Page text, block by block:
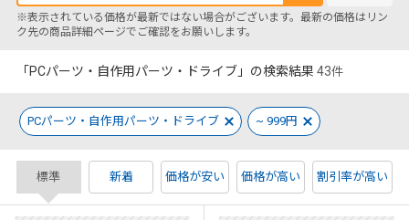
※表示されている価格が最新ではない場合がございます。最新の価格はリン
ク先の商品詳細ページでご確認をお願いします。
「PCパーツ・自作用パーツ・ドライブ」の検索結果 43件
PCパーツ・自作用パーツ・ドライブ ~ 999円
標準 新着 価格が安い 価格が高い 割引率が高い